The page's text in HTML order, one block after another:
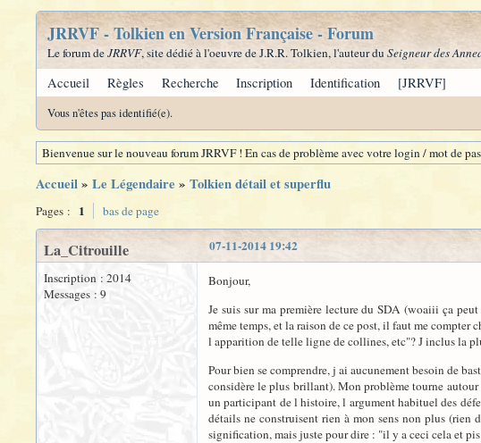
JRRVF - Tolkien en Version Française - Forum
Le forum deJRRVF, site dédié à l'oeuvre de J.R.R. Tolkien, l'auteur du Seigneur des
Accueil Règles Recherche Inscription Identification [JRRVF]
Vous n'êtes pas identifié(e).
Bienvenue sur le nouveau forum JRRVF ! En cas de problème avec votre login / mot de
Accueil» Le Légendaire » Tolkien détail et superflu
Pages : 1 bas de page
07-11-2014 19:42
La_Citrouille
Inscription : 2014
Messages : 9
Bonjour,
Je suis sur ma première lecture du SDA (woaiii ça
même temps, et la raison de ce post, il faut me
l apparition de telle ligne de collines, etc"? J inclus la
Pour bien se comprendre, j ai aucunement besoin de
considère le plus brillant). Mon problème tourne
un participant de l histoire, l argument habituel des
détails ne construisent rien à mon sens non plus (rien
signification, mais juste pour dire : "il y a ceci cela et